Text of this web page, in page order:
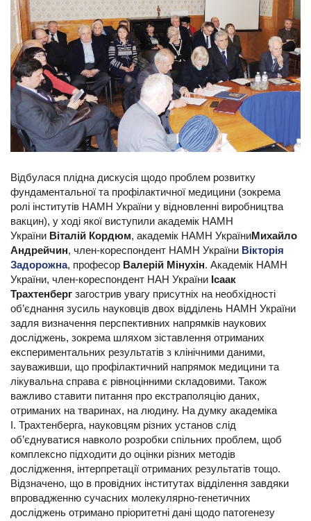
Відбулася плідна дискусія щодо проблем розвитку
фундаментальної та профілактичної медицини (зокрема
ролі інститутів НАМН України у відновленні виробництва
вакцин), у ході якої виступили академік НАМН
України Віталій Кордюм, академік НАМН УкраїниМихайло
Андрейчин, член-кореспондент НАМН України Вікторія
Задорожна, професор Валерій Мінухін. Академік НАМН
України, член-кореспондент НАН України Ісаак
Трахтенберг загострив увагу присутніх на необхідності
об’єднання зусиль науковців двох відділень НАМН України
задля визначення перспективних напрямків наукових
досліджень, зокрема шляхом зіставлення отриманих
експериментальних результатів з клінічними даними,
зауваживши, що профілактичний напрямок медицини та
лікувальна справа є рівноцінними складовими. Також
важливо ставити питання про екстраполяцію даних,
отриманих на тваринах, на людину. На думку академіка
І. Трахтенберга, науковцям різних установ слід
об’єднуватися навколо розробки спільних проблем, щоб
комплексно підходити до оцінки різних методів
дослідження, інтерпретації отриманих результатів тощо.
Відзначено, що в провідних інститутах відділення завдяки
впровадженню сучасних молекулярно-генетичних
досліджень отримано пріоритетні дані щодо патогенезу